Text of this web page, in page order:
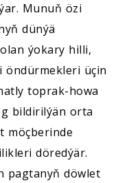
Munuň özi
dünýä
ýokary hilli,
öndürmekleri üçin
toprak-howa
bildirilýän orta
möçberinde
döredýär.
pagtanyň döwlet